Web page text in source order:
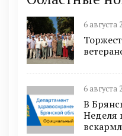
6 августа
6 августа
В
Неделя